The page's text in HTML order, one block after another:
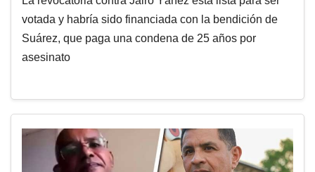
votada y habría sido financiada con la bendición de
Suárez, que paga una condena de 25 años por
asesinato